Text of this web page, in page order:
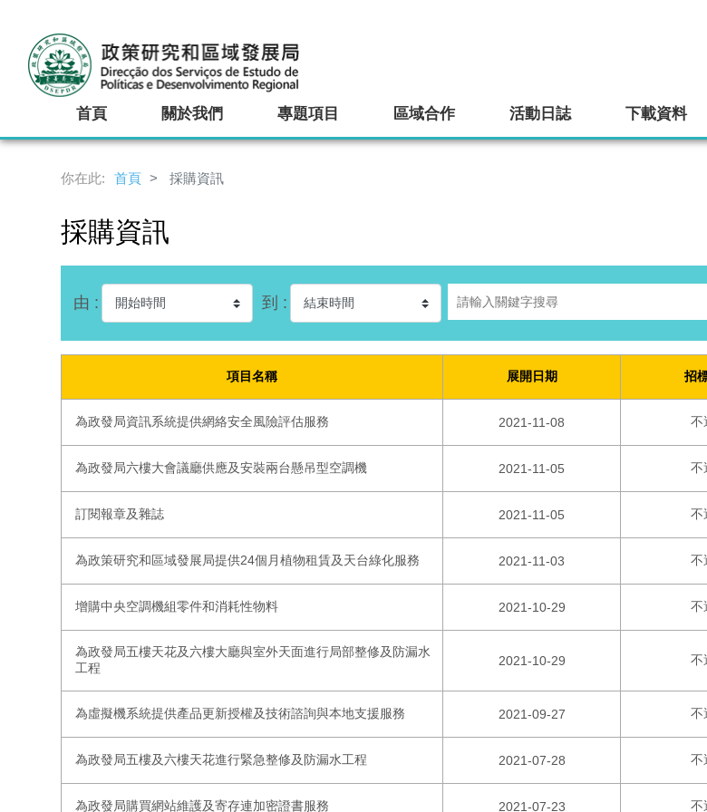
首頁 關於我們 專題項目 區域合作 活動日誌 下載資料
你在此: 首頁 採購資訊
採購資訊
由 : 到 :
項目名稱 展開日期 招
為政發局資訊系統提供網絡安全風險評估服務 2021-11-08 不
為政發局六樓大會議廳供應及安裝兩台懸吊型空調機 2021-11-05 不
訂閱報章及雜誌 2021-11-05 不
為政策研究和區域發展局提供24個月植物租賃及天台綠化服務 2021-11-03 不
增購中央空調機組零件和消耗性物料 2021-10-29 不
為政發局五樓天花及六樓大廳與室外天面進行局部整修及防漏水
工程
2021-10-29 不
為虛擬機系統提供產品更新授權及技術諮詢與本地支援服務 2021-09-27 不
為政發局五樓及六樓天花進行緊急整修及防漏水工程 2021-07-28 不
為政發局購買網站維護及寄存連加密證書服務 2021-07-23 不